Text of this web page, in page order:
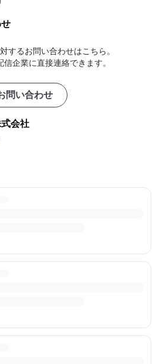
するお問い合わせはこちら。
企業に直接連絡できます。
問い合わせ
会社